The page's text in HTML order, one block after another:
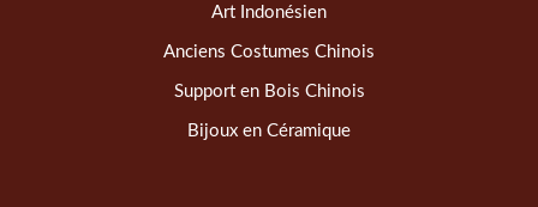
Art Indonésien
Anciens Costumes Chinois
Support en Bois Chinois
Bijoux en Céramique